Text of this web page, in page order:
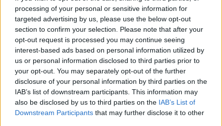
processing of your personal or sensitive information for
targeted advertising by us, please use the below opt-out
section to confirm your selection. Please note that after your
opt-out request is processed you may continue seeing
interest-based ads based on personal information utilized by
us or personal information disclosed to third parties prior to
your opt-out. You may separately opt-out of the further
disclosure of your personal information by third parties on the
IAB’s list of downstream participants. This information may
also be disclosed by us to third parties on the IAB’s List of
Downstream Participants that may further disclose it to other
Nepilngadīga pie altāra. Arī pērn Latvijā fiksēts ne
viens vien šāds gadījums
Ģimenes ar bērniem īpaši aicinātas uz satikšanos ar
žurnālisti, grāmatu apskatu veidotāju un trīs bērnu